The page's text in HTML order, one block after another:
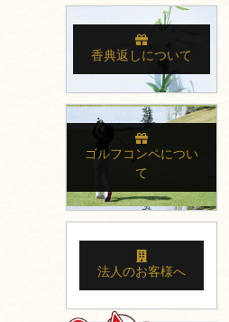
香典返しについて
ゴルフコンペについ
て
法人のお客様へ